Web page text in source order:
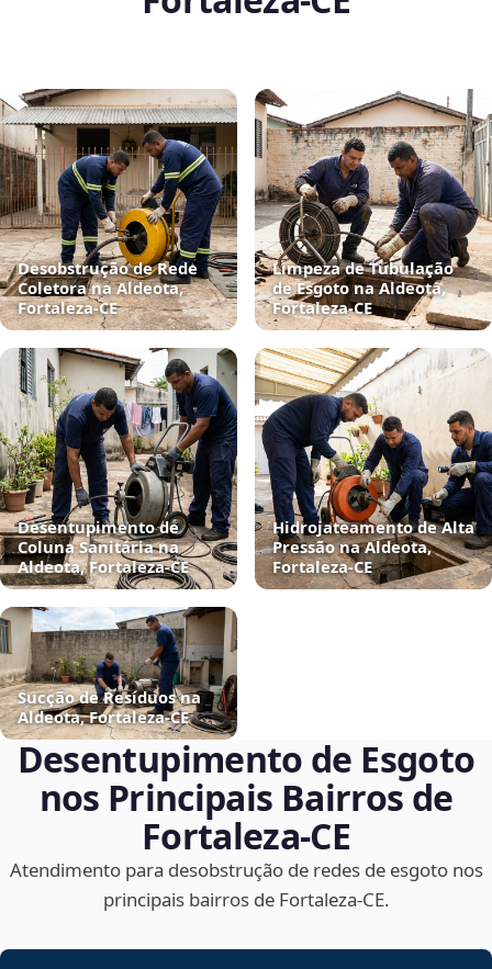
Desobstrução de Rede
Coletora na Aldeota,
Fortaleza‑CE
Limpeza de Tubulação
de Esgoto na Aldeota,
Fortaleza‑CE
Desentupimento de
Coluna Sanitária na
Aldeota, Fortaleza‑CE
Hidrojateamento de Alta
Pressão na Aldeota,
Fortaleza‑CE
Sucção de Resíduos na
Aldeota, Fortaleza‑CE
Desentupimento de Esgoto
nos Principais Bairros de
Fortaleza‑CE
Atendimento para desobstrução de redes de esgoto nos
principais bairros de Fortaleza‑CE.